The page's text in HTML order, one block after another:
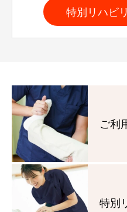
特別リハビ
ご利
特別